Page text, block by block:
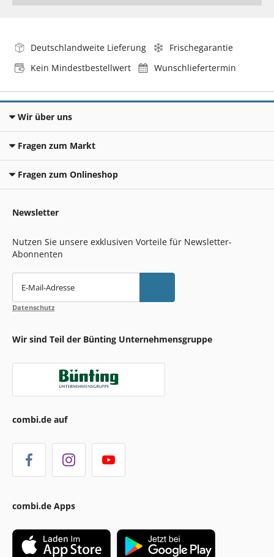
Deutschlandweite Lieferung
Frischegarantie
Kein Mindestbestellwert
Wunschliefertermin
Wir über uns
Fragen zum Markt
Fragen zum Onlineshop
Newsletter
Nutzen Sie unsere exklusiven Vorteile für Newsletter-
Abonnenten
E-Mail-Adresse
Datenschutz
Wir sind Teil der Bünting Unternehmensgruppe
combi.de auf
combi.de Apps